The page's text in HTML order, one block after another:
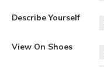
Describe Yourself
View On Shoes